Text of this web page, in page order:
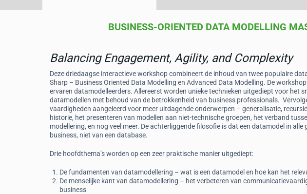
BUSINESS-ORIENTED DATA MODELLING
Balancing Engagement, Agility, and Complexity
Deze driedaagse interactieve workshop combineert de inhoud van twee populaire
Sharp – Business Oriented Data Modelling en Advanced Data Modelling. De
ervaren datamodelleerders. Allereerst worden unieke technieken uitgediept voor het
datamodellen met behoud van de betrokkenheid van business professionals.
vaardigheden aangeleerd voor meer uitdagende onderwerpen – generalisatie,
historie, het presenteren van modellen aan niet-technische groepen, het verband
modellering, en nog veel meer. De achterliggende filosofie is dat een datamodel in alle
business, niet van een database.
Drie hoofdthema’s worden op een zeer praktische manier uitgediept:
De fundamenten van datamodellering – wat is een datamodel en hoe kan het
De menselijke kant van datamodellering – het verbeteren van
business
course, since
advanced topics. A
Andries Kooijman
Teacher, Hogeschool Inholland
“Excellent training and trainer which I would
highly recommend when you have to have a
more indepth knowledge about data
modelling.”
“Alec has
translates
energy
ADHD